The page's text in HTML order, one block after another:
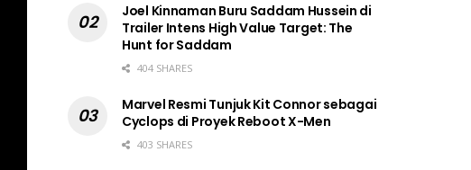
Joel Kinnaman Buru Saddam Hussein di
Trailer Intens High Value Target: The
Hunt for Saddam
404 SHARES
Marvel Resmi Tunjuk Kit Connor sebagai
Cyclops di Proyek Reboot X-Men
403 SHARES